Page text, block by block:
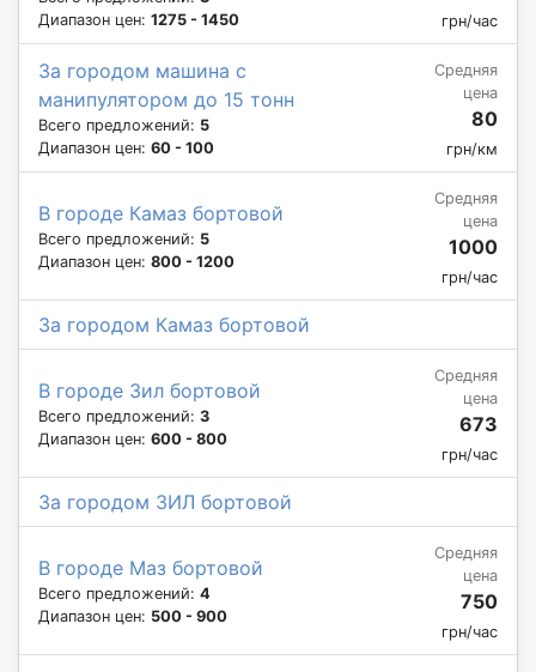
Диапазон цен: 1275 - 1450 грн/час
За городом машина с
манипулятором до 15 тонн
Всего предложений: 5
Диапазон цен: 60 - 100
Средняя
цена
80
грн/км
В городе Камаз бортовой
Всего предложений: 5
Диапазон цен: 800 - 1200
Средняя
цена
1000
грн/час
За городом Камаз бортовой
В городе Зил бортовой
Всего предложений: 3
Диапазон цен: 600 - 800
Средняя
цена
673
грн/час
За городом ЗИЛ бортовой
В городе Маз бортовой
Всего предложений: 4
Диапазон цен: 500 - 900
Средняя
цена
750
грн/час